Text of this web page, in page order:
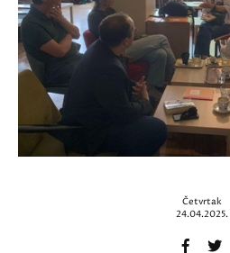
Četvrtak
24.04.2025.